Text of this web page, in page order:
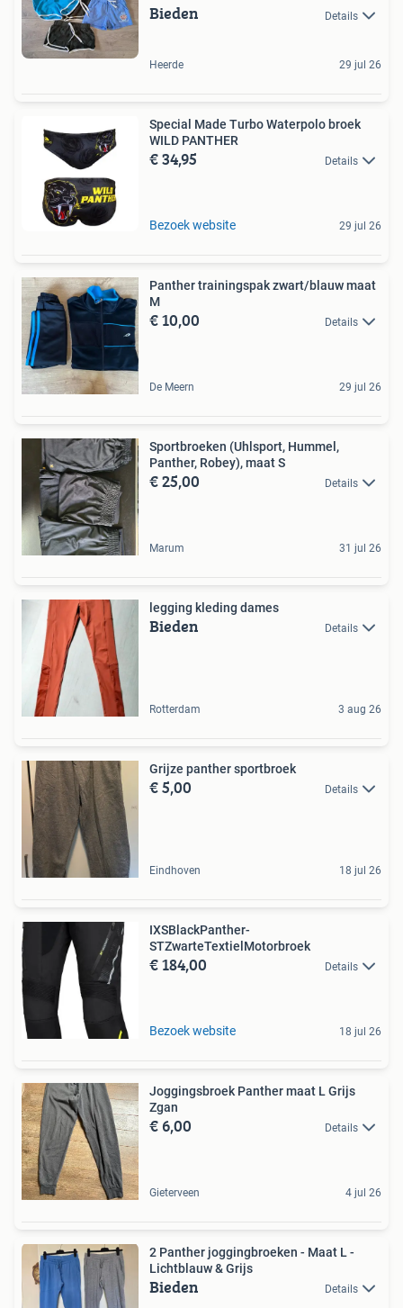
Bieden Details
Heerde 29 jul 26
Special Made Turbo Waterpolo broek
WILD PANTHER
€ 34,95 Details
Bezoek website 29 jul 26
Panther trainingspak zwart/blauw maat
M
€ 10,00 Details
De Meern 29 jul 26
Sportbroeken (Uhlsport, Hummel,
Panther, Robey), maat S
€ 25,00 Details
Marum 31 jul 26
legging kleding dames
Bieden Details
Rotterdam 3 aug 26
Grijze panther sportbroek
€ 5,00 Details
Eindhoven 18 jul 26
IXSBlackPanther-
STZwarteTextielMotorbroek
€ 184,00 Details
Bezoek website 18 jul 26
Joggingsbroek Panther maat L Grijs
Zgan
€ 6,00 Details
Gieterveen 4 jul 26
2 Panther joggingbroeken - Maat L -
Lichtblauw & Grijs
Bieden Details